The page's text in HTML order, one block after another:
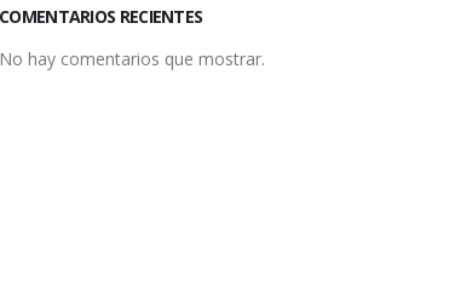
COMENTARIOS RECIENTES
No hay comentarios que mostrar.